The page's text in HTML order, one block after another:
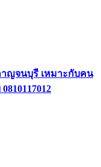
าญจนบุรี เหมาะกับคน